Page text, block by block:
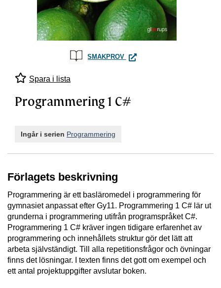
SMAKPROV PROGRAMMERING 1 C#
Spara i lista
Programmering 1 C#
Ingår i serien Programmering
Förlagets beskrivning
Programmering är ett basläromedel i programmering för
gymnasiet anpassat efter Gy11. Programmering 1 C# lär ut
grunderna i programmering utifrån programspråket C#.
Programmering 1 C# kräver ingen tidigare erfarenhet av
programmering och innehållets struktur gör det lätt att
arbeta självständigt. Till alla repetitionsfrågor och övningar
finns det lösningar. I texten finns det gott om exempel och
ett antal projektuppgifter avslutar boken.